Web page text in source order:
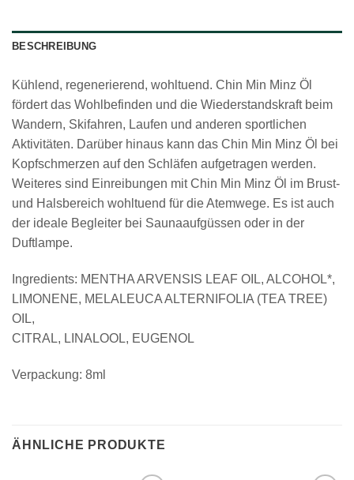
BESCHREIBUNG
Kühlend, regenerierend, wohltuend. Chin Min Minz Öl
fördert das Wohlbefinden und die Wiederstandskraft beim
Wandern, Skifahren, Laufen und anderen sportlichen
Aktivitäten. Darüber hinaus kann das Chin Min Minz Öl bei
Kopfschmerzen auf den Schläfen aufgetragen werden.
Weiteres sind Einreibungen mit Chin Min Minz Öl im Brust-
und Halsbereich wohltuend für die Atemwege. Es ist auch
der ideale Begleiter bei Saunaaufgüssen oder in der
Duftlampe.
Ingredients: MENTHA ARVENSIS LEAF OIL, ALCOHOL*,
LIMONENE, MELALEUCA ALTERNIFOLIA (TEA TREE)
OIL,
CITRAL, LINALOOL, EUGENOL
Verpackung: 8ml
ÄHNLICHE PRODUKTE